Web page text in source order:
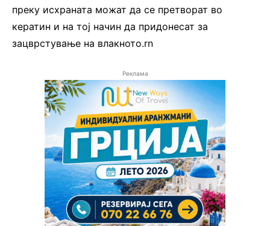
преку исхраната можат да се претворат во
кератин и на тој начин да придонесат за
зацврстување на влакното.rn
Реклама